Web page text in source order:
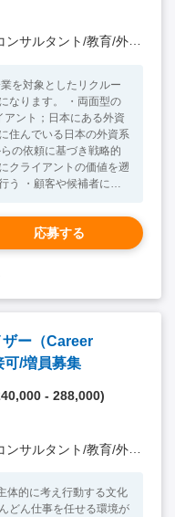
/外食/飲食/美容/娯楽/士業 他）
を対象としたリクルー
。 ・両面型の
アント；日本にある外資
住んでいる日本の外資系
クライアントの価値を遡
に寄
取得条件で必須 ・大
題ございません。 ・
語になります。 ・自身
何かを達成することが
成意欲のある方
応募する
ザー（Career
/増員募集
- 288,000)
/外食/飲食/美容/娯楽/士業 他）
的に考え行動する文化
どん仕事を任せる環境が